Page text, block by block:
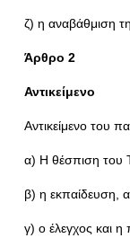
ζ) η αναβάθμιση
Άρθρο 2
Αντικείμενο
Αντικείμενο του
α) Η θέσπιση του
β) η εκπαίδευση,
γ) ο έλεγχος και